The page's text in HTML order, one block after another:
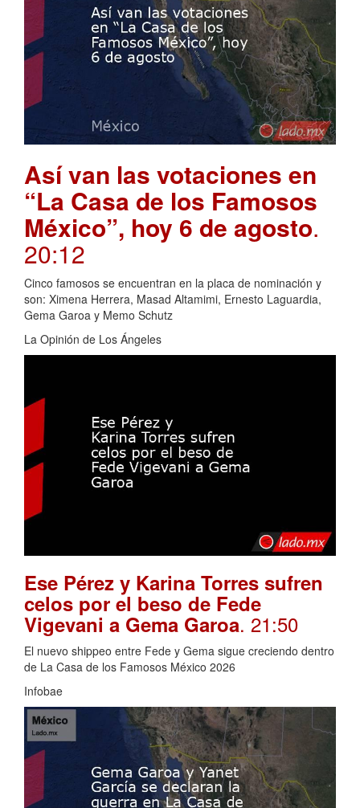
Así van las votaciones en
“La Casa de los Famosos
México”, hoy 6 de agosto.
20:12
Cinco famosos se encuentran en la placa de nominación y
son: Ximena Herrera, Masad Altamimi, Ernesto Laguardia,
Gema Garoa y Memo Schutz
La Opinión de Los Ángeles
Ese Pérez y Karina Torres sufren
celos por el beso de Fede
Vigevani a Gema Garoa. 21:50
El nuevo shippeo entre Fede y Gema sigue creciendo dentro
de La Casa de los Famosos México 2026
Infobae